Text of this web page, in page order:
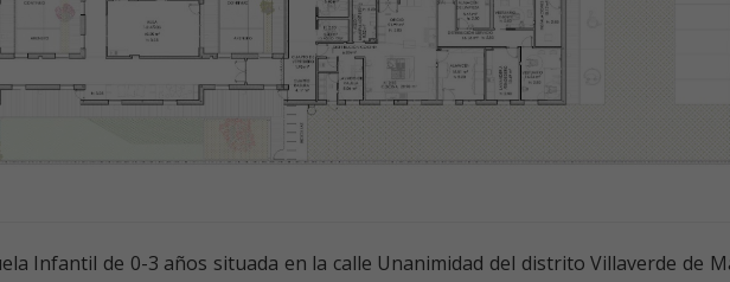
Infantil de 0-3 años situada en la calle Unanimidad del distrito Villaverde de